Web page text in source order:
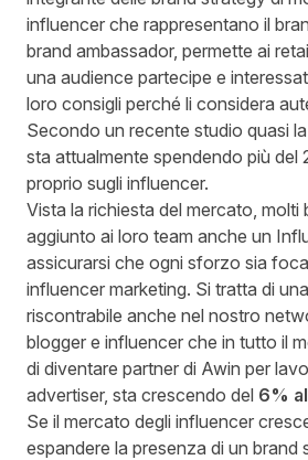
influencer che rappresentano il
brand ambassador, permette ai
una audience partecipe e
loro consigli perché li considera
Secondo un recente studio quasi
sta attualmente spendendo più del
proprio sugli influencer.
Vista la richiesta del mercato, molti
aggiunto ai loro team anche un
assicurarsi che ogni sforzo sia
influencer marketing. Si tratta di
riscontrabile anche nel nostro
blogger e influencer che in tutto il
di diventare partner di Awin per
advertiser, sta crescendo del 6%
Se il mercato degli influencer
espandere la presenza di un brand